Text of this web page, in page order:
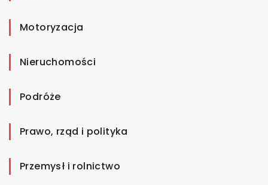
Motoryzacja
Nieruchomości
Podróże
Prawo, rząd i polityka
Przemysł i rolnictwo